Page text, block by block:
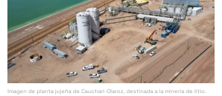
Imagen de planta jujeña de Cauchari-Olaroz, destinada a la minería de litio.